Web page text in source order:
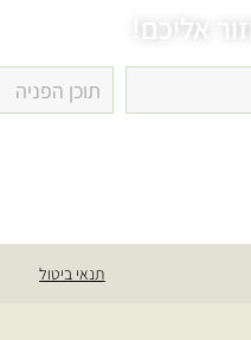
אליכם!
תנאי ביטול